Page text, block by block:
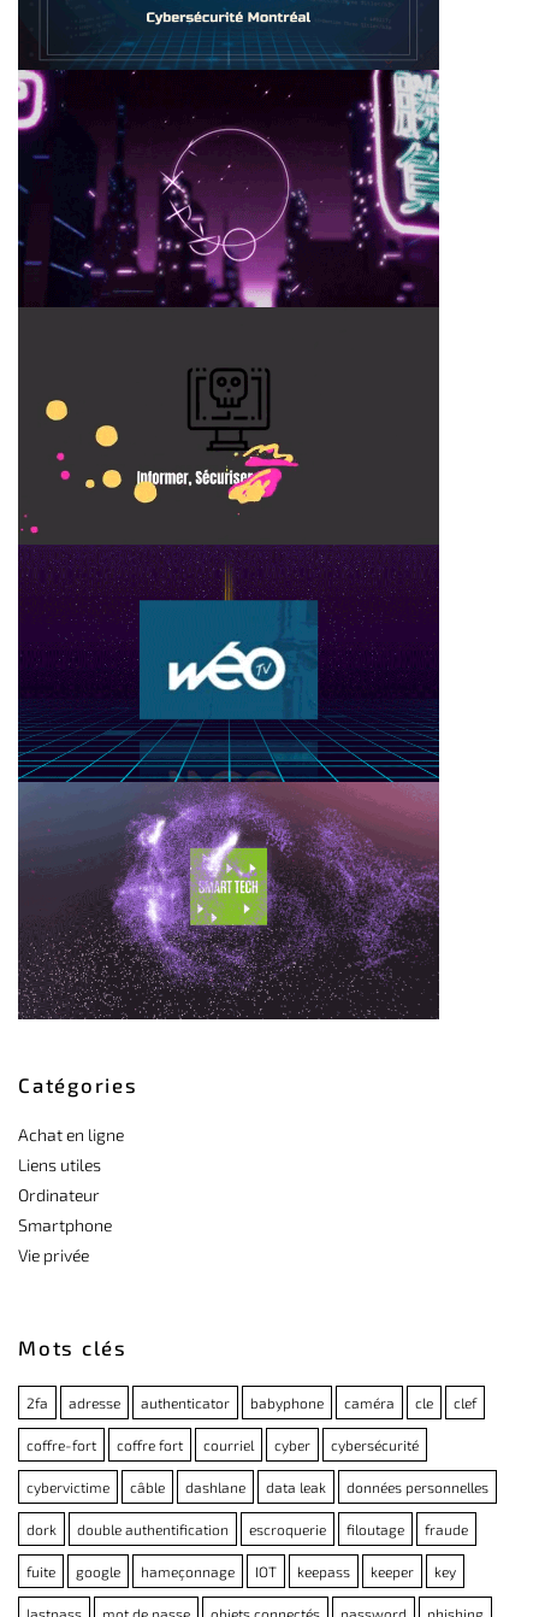
Catégories
Achat en ligne
Liens utiles
Ordinateur
Smartphone
Vie privée
Mots clés
2fa adresse authenticator babyphone caméra cle clef
coffre-fort coffre fort courriel cyber cybersécurité
cybervictime câble dashlane data leak données personnelles
dork double authentification escroquerie filoutage fraude
fuite google hameçonnage IOT keepass keeper key
lastpass mot de passe objets connectés password phishing